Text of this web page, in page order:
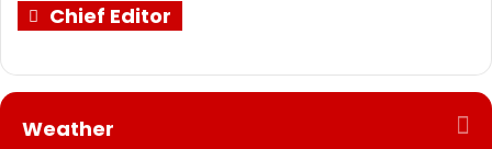
Chief Editor
Weather